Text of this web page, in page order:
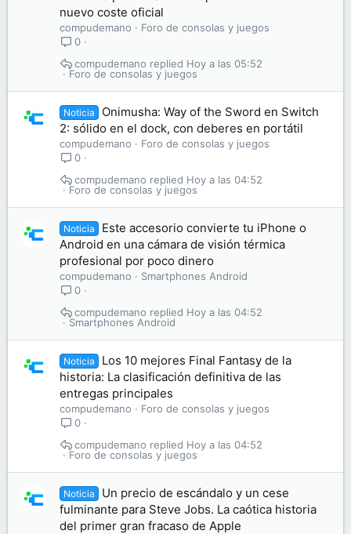
nuevo coste oficial
compudemano
Foro de consolas y juegos
0
Foro de consolas y juegos
Hoy a las 05:52
compudemano
Noticia
Onimusha: Way of the Sword en Switch
2: sólido en el dock, con deberes en portátil
compudemano
Foro de consolas y juegos
0
Foro de consolas y juegos
Hoy a las 04:52
compudemano
Noticia
Este accesorio convierte tu iPhone o
Android en una cámara de visión térmica
profesional por poco dinero
compudemano
Smartphones Android
0
Smartphones Android
Hoy a las 04:52
compudemano
Noticia
Los 10 mejores Final Fantasy de la
historia: La clasificación definitiva de las
entregas principales
compudemano
Foro de consolas y juegos
0
Foro de consolas y juegos
Hoy a las 04:52
compudemano
Noticia
Un precio de escándalo y un cese
fulminante para Steve Jobs. La caótica historia
del primer gran fracaso de Apple